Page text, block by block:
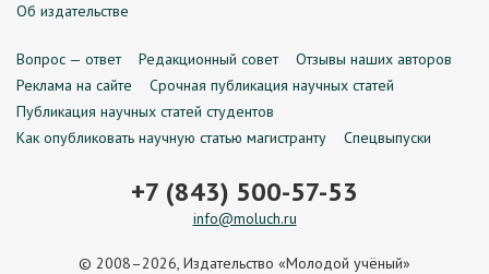
Об издательстве
Вопрос — ответ Редакционный совет
Отзывы наших авторов
Реклама на сайте
Срочная публикация научных статей
Публикация научных статей студентов
Как опубликовать научную статью магистранту
Спецвыпуски
+7 (843) 500-57-53
info@moluch.ru
© 2008–2026, Издательство «Молодой учёный»